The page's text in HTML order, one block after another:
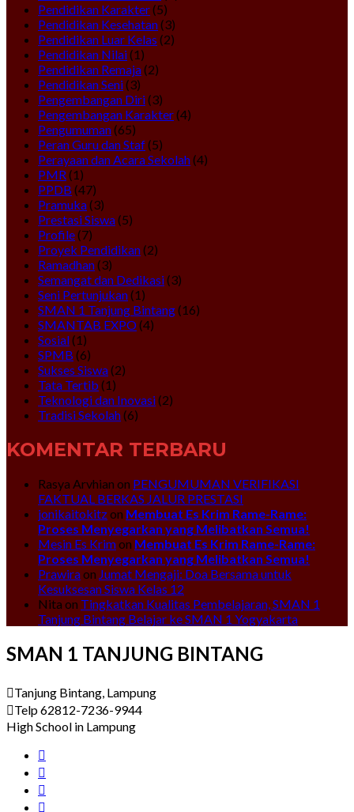
Pendidikan Karakter(5)
Pendidikan Kesehatan(3)
Pendidikan Luar Kelas (2)
Pendidikan Nilai(1)
Pendidikan Remaja(2)
Pendidikan Seni(3)
Pengembangan Diri(3)
Pengembangan Karakter(4)
Pengumuman(65)
Peran Guru dan Staf(5)
Perayaan dan Acara Sekolah(4)
PMR (1)
PPDB (47)
Pramuka(3)
Prestasi Siswa(5)
Profile(7)
Proyek Pendidikan(2)
Ramadhan(3)
Semangat dan Dedikasi(3)
Seni Pertunjukan(1)
SMAN 1 Tanjung Bintang(16)
SMANTAB EXPO(4)
Sosial(1)
SPMB (6)
Sukses Siswa(2)
Tata Tertib (1)
Teknologi dan Inovasi(2)
Tradisi Sekolah(6)
KOMENTAR TERBARU
Rasya Arvhian on PENGUMUMAN VERIFIKASI
FAKTUAL BERKAS JALUR PRESTASI
jonikaitokitzon Membuat Es Krim Rame-Rame:
Proses Menyegarkan yang Melibatkan Semua!
Mesin Es Krimon Membuat Es Krim Rame-Rame:
Proses Menyegarkan yang Melibatkan Semua!
Prawiraon Jumat Mengaji: Doa Bersama untuk
Kesuksesan Siswa Kelas 12
Nita on Tingkatkan Kualitas Pembelajaran, SMAN 1
Tanjung Bintang Belajar ke SMAN 1 Yogyakarta
SMAN 1 TANJUNG BINTANG
Tanjung Bintang, Lampung
Telp 62812-7236-9944
High School in Lampung